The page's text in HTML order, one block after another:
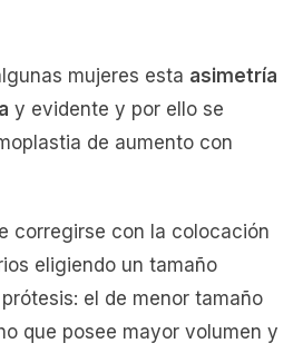
mujeres esta asimetría
y evidente y por ello se
de aumento con
corregirse con la colocación
eligiendo un tamaño
el de menor tamaño
que posee mayor volumen y